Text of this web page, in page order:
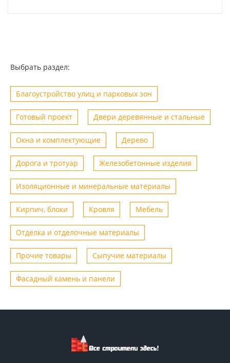
Выбрать раздел:
Благоустройство улиц и парковых зон
Готовый проект Двери деревянные и стальные
Окна и комплектующие Дерево
Дорога и тротуар Железобетонные изделия
Изоляционные и минеральные материалы
Кирпич, блоки Кровля Мебель
Отделка и отделочные материалы
Прочие товары Сыпучие материалы
Фасадный камень и панели